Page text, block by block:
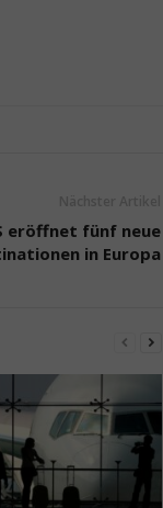
eröffnet fünf neue
in Europa